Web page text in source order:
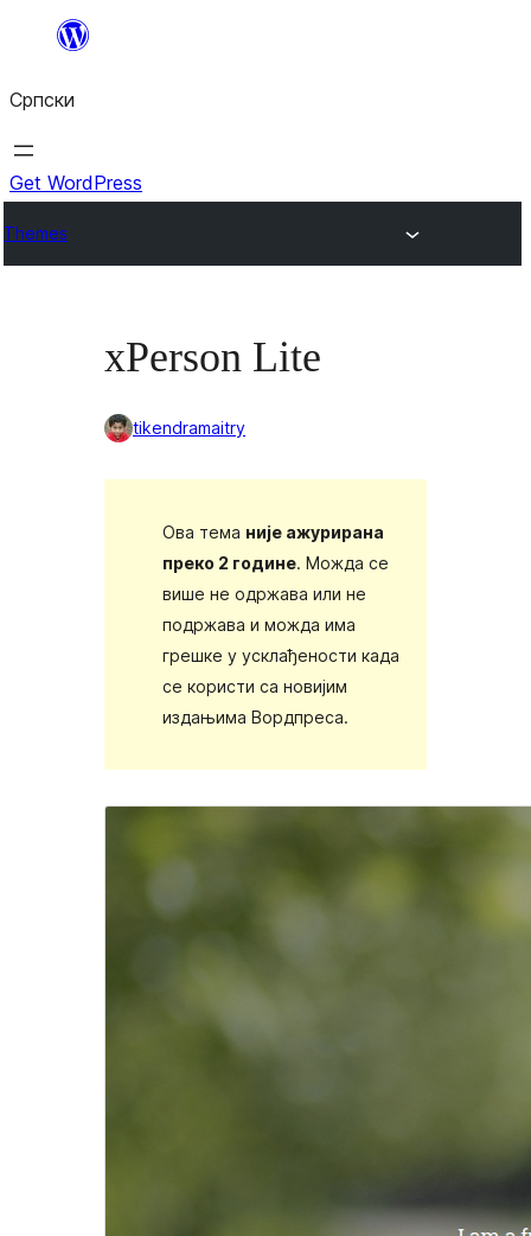
Скочи
садржај
Српски
Get WordPress
Themes
xPerson Lite
tikendramaitry
Ова тема није ажурирана
преко 2 године. Можда се
више не одржава или не
подржава и можда има
грешке у усклађености када
се користи са новијим
издањима Вордпреса.